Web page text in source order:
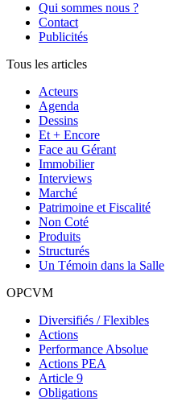
Qui sommes nous ?
Contact
Publicités
Tous les articles
Acteurs
Agenda
Dessins
Et + Encore
Face au Gérant
Immobilier
Interviews
Marché
Patrimoine et Fiscalité
Non Coté
Produits
Structurés
Un Témoin dans la Salle
OPCVM
Diversifiés / Flexibles
Actions
Performance Absolue
Actions PEA
Article 9
Obligations